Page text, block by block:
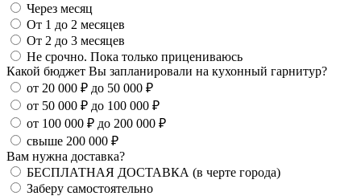
Через месяц
От 1 до 2 месяцев
От 2 до 3 месяцев
Не срочно. Пока только прицениваюсь
Какой бюджет Вы запланировали на кухонный гарнитур?
от 20 000 ₽ до 50 000 ₽
от 50 000 ₽ до 100 000 ₽
от 100 000 ₽ до 200 000 ₽
свыше 200 000 ₽
Вам нужна доставка?
БЕСПЛАТНАЯ ДОСТАВКА (в черте города)
Заберу самостоятельно